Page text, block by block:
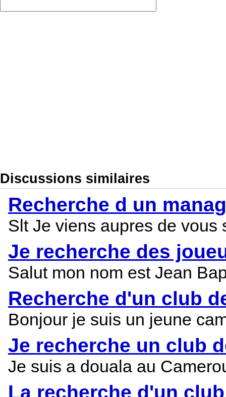
Discussions similaires
Recherche d un
Slt Je viens aupres de
Je recherche des
Salut mon nom est Jean
Recherche d'un club
Bonjour je suis un jeune
Je recherche un club
Je suis a douala au
La recherche d'un